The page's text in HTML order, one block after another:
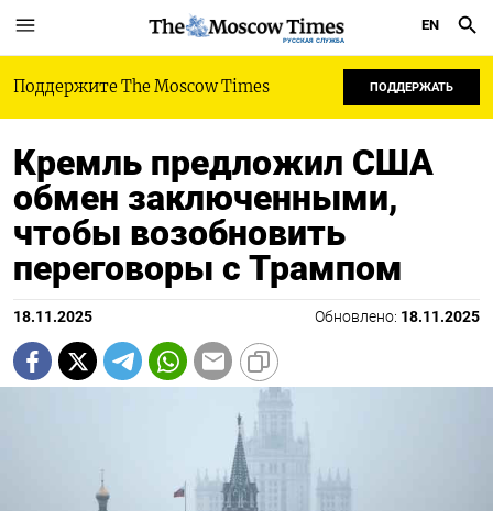
РУССКАЯ СЛУЖБА
EN
Поддержите The Moscow Times ПОДДЕРЖАТЬ
Кремль предложил США
обмен заключенными,
чтобы возобновить
переговоры с Трампом
18.11.2025 Обновлено: 18.11.2025